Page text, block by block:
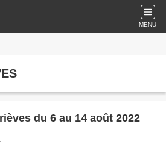
MENU
du 6 au 14 août 2022